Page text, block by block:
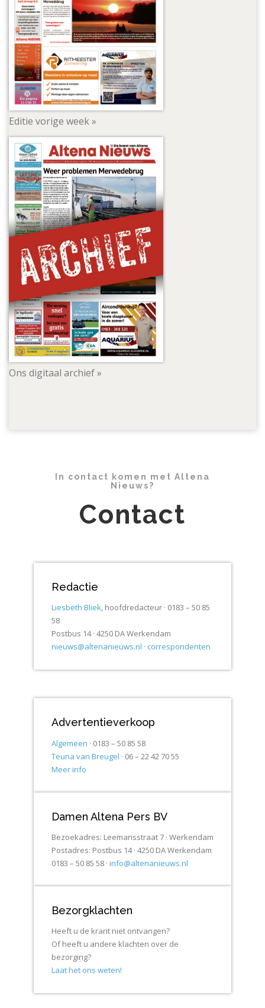
Editie vorige week »
Ons digitaal archief »
In contact komen met Altena
Nieuws?
Contact
Redactie
Liesbeth Bliek, hoofdredacteur · 0183 – 50 85
58
Postbus 14 · 4250 DA Werkendam
nieuws@altenanieuws.nl · correspondenten
Advertentieverkoop
Algemeen · 0183 – 50 85 58
Teuna van Breugel · 06 – 22 42 70 55
Meer info
Damen Altena Pers BV
Bezoekadres: Leemansstraat 7 · Werkendam
Postadres: Postbus 14 · 4250 DA Werkendam
0183 – 50 85 58 · info@altenanieuws.nl
Bezorgklachten
Heeft u de krant niet ontvangen?
Of heeft u andere klachten over de
bezorging?
Laat het ons weten!